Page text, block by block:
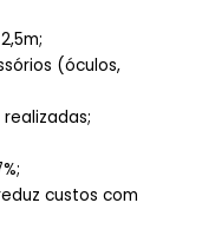
(óculos,
custos com